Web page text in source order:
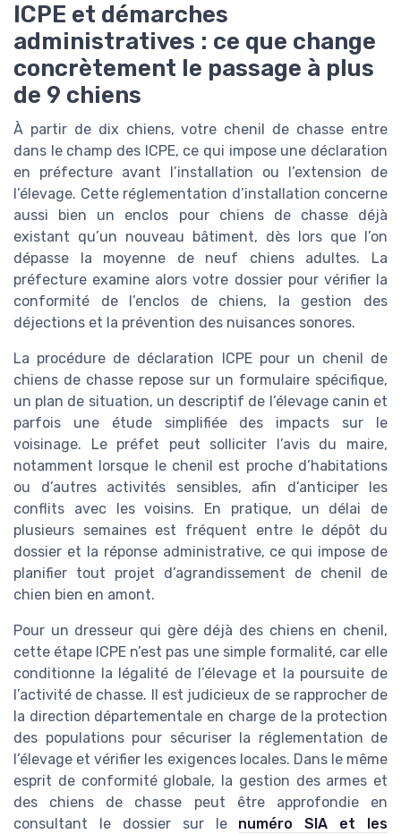
ICPE et démarches
administratives : ce que change
concrètement le passage à plus
de 9 chiens
À partir de dix chiens, votre chenil de chasse entre
dans le champ des ICPE, ce qui impose une déclaration
en préfecture avant l’installation ou l’extension de
l’élevage. Cette réglementation d’installation concerne
aussi bien un enclos pour chiens de chasse déjà
existant qu’un nouveau bâtiment, dès lors que l’on
dépasse la moyenne de neuf chiens adultes. La
préfecture examine alors votre dossier pour vérifier la
conformité de l’enclos de chiens, la gestion des
déjections et la prévention des nuisances sonores.
La procédure de déclaration ICPE pour un chenil de
chiens de chasse repose sur un formulaire spécifique,
un plan de situation, un descriptif de l’élevage canin et
parfois une étude simplifiée des impacts sur le
voisinage. Le préfet peut solliciter l’avis du maire,
notamment lorsque le chenil est proche d’habitations
ou d’autres activités sensibles, afin d’anticiper les
conflits avec les voisins. En pratique, un délai de
plusieurs semaines est fréquent entre le dépôt du
dossier et la réponse administrative, ce qui impose de
planifier tout projet d’agrandissement de chenil de
chien bien en amont.
Pour un dresseur qui gère déjà des chiens en chenil,
cette étape ICPE n’est pas une simple formalité, car elle
conditionne la légalité de l’élevage et la poursuite de
l’activité de chasse. Il est judicieux de se rapprocher de
la direction départementale en charge de la protection
des populations pour sécuriser la réglementation de
l’élevage et vérifier les exigences locales. Dans le même
esprit de conformité globale, la gestion des armes et
des chiens de chasse peut être approfondie en
consultant le dossier sur le numéro SIA et les